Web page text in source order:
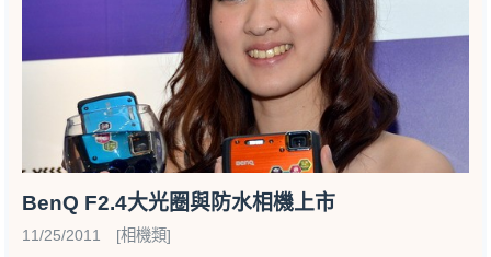
BenQ F2.4大光圈與防水相機上市
11/25/2011 [相機類]